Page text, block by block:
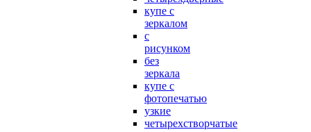
купе с
зеркалом
с
рисунком
без
зеркала
купе с
фотопечатью
узкие
четырехстворчатые